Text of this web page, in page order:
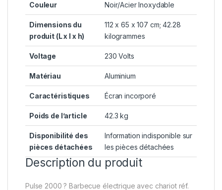
Couleur ‎Noir/Acier Inoxydable
Dimensions du
produit (L x l x h)
‎112 x 65 x 107 cm; 42.28
kilogrammes
Voltage ‎230 Volts
Matériau ‎Aluminium
Caractéristiques ‎Écran incorporé
Poids de l’article ‎42.3 kg
Disponibilité des
pièces détachées
‎Information indisponible sur
les pièces détachées
Description du produit
Pulse 2000 ? Barbecue électrique avec chariot réf.